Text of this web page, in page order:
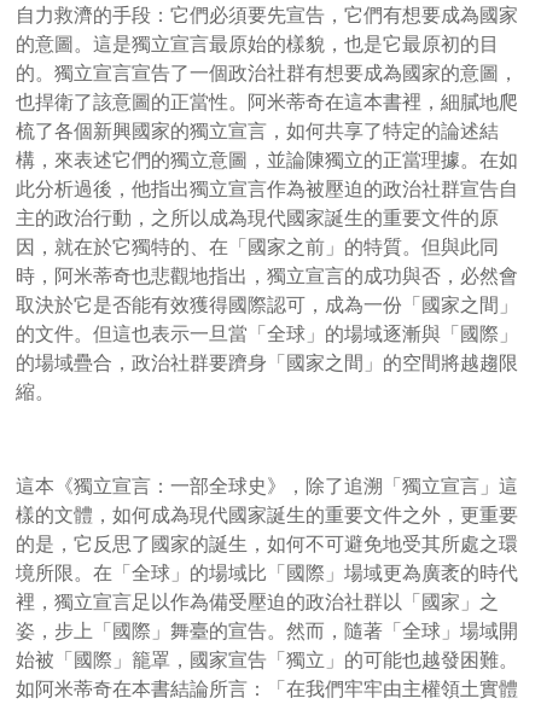
自力救濟的手段：它們必須要先宣告，它們有想要成為國家
的意圖。這是獨立宣言最原始的樣貌，也是它最原初的目
的。獨立宣言宣告了一個政治社群有想要成為國家的意圖，
也捍衛了該意圖的正當性。阿米蒂奇在這本書裡，細膩地爬
梳了各個新興國家的獨立宣言，如何共享了特定的論述結
構，來表述它們的獨立意圖，並論陳獨立的正當理據。在如
此分析過後，他指出獨立宣言作為被壓迫的政治社群宣告自
主的政治行動，之所以成為現代國家誕生的重要文件的原
因，就在於它獨特的、在「國家之前」的特質。但與此同
時，阿米蒂奇也悲觀地指出，獨立宣言的成功與否，必然會
取決於它是否能有效獲得國際認可，成為一份「國家之間」
的文件。但這也表示一旦當「全球」的場域逐漸與「國際」
的場域疊合，政治社群要躋身「國家之間」的空間將越趨限
縮。
這本《獨立宣言：一部全球史》，除了追溯「獨立宣言」這
樣的文體，如何成為現代國家誕生的重要文件之外，更重要
的是，它反思了國家的誕生，如何不可避免地受其所處之環
境所限。在「全球」的場域比「國際」場域更為廣袤的時代
裡，獨立宣言足以作為備受壓迫的政治社群以「國家」之
姿，步上「國際」舞臺的宣告。然而，隨著「全球」場域開
始被「國際」籠罩，國家宣告「獨立」的可能也越發困難。
如阿米蒂奇在本書結論所言：「在我們牢牢由主權領土實體